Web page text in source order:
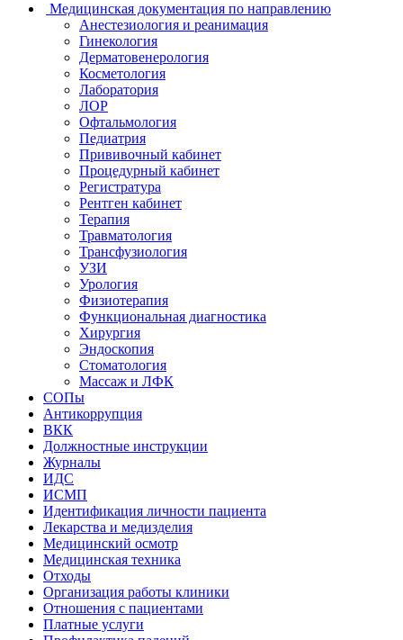
Медицинская документация по направлению
Анестезиология и реанимация
Гинекология
Дерматовенерология
Косметология
Лаборатория
ЛОР
Офтальмология
Педиатрия
Прививочный кабинет
Процедурный кабинет
Регистратура
Рентген кабинет
Терапия
Травматология
Трансфузиология
УЗИ
Урология
Физиотерапия
Функциональная диагностика
Хирургия
Эндоскопия
Стоматология
Массаж и ЛФК
СОПы
Антикоррупция
ВКК
Должностные инструкции
Журналы
ИДС
ИСМП
Идентификация личности пациента
Лекарства и медизделия
Медицинский осмотр
Медицинская техника
Отходы
Организация работы клиники
Отношения с пациентами
Платные услуги